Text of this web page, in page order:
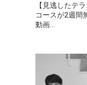
【見逃したテ
コースが2週
動画...